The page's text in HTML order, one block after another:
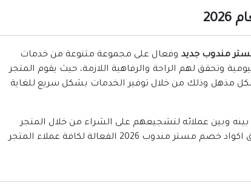
مندوب جديد وفعال على مجموعة متنوعة من خدمات
وتحقق لهم الراحة والرفاهية اللازمة، حيث يقوم المتجر
مذهل وذلك من خلال توفير الخدمات بشكل سريع للغاية
بينه وبين عملائه لتشجيعهم على الشراء من خلال المتجر
طوال العام، وهذا ما دفع المتجر إلى إطلاق اكواد خصم مستر مندوب 2026 الفعالة لكافة عملاء المتجر